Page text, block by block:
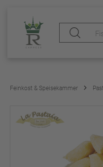
Feinkost & Speisekammer